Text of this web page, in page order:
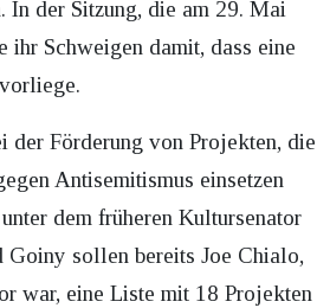
In der Sitzung, die am 29. Mai
ihr Schweigen damit, dass eine
der Förderung von Projekten, die
Antisemitismus einsetzen
dem früheren Kultursenator
Goiny sollen bereits Joe Chialo,
war, eine Liste mit 18 Projekten